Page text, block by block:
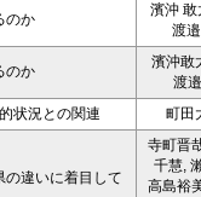
のか
濱沖 敢
渡
のか
濱沖敢
渡
状況との関連
町田
違いに着目して
寺町晋
千慧,
高島裕